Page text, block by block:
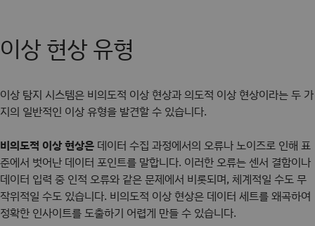
이상 현상 유형
이상 탐지 시스템은 비의도적 이상 현상과 의도적 이상 현상이라는 두 가
지의 일반적인 이상 유형을 발견할 수 있습니다.
비의도적 이상 현상은 데이터 수집 과정에서의 오류나 노이즈로 인해 표
준에서 벗어난 데이터 포인트를 말합니다. 이러한 오류는 센서 결함이나
데이터 입력 중 인적 오류와 같은 문제에서 비롯되며, 체계적일 수도 무
작위적일 수도 있습니다. 비의도적 이상 현상은 데이터 세트를 왜곡하여
정확한 인사이트를 도출하기 어렵게 만들 수 있습니다.